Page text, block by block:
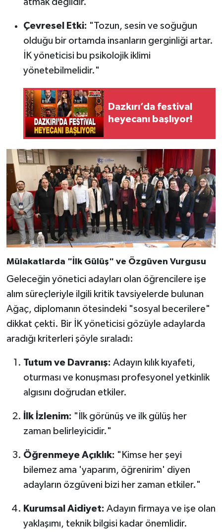
Çevresel Etki: "Tozun, sesin ve soğuğun
olduğu bir ortamda insanların gerginliği artar.
İK yöneticisi bu psikolojik iklimi
yönetebilmelidir."
Dazkırı’da festival
heyecanı başlıyor!
Mülakatlarda "İlk Gülüş" ve Özgüven Vurgusu
Geleceğin yönetici adayları olan öğrencilere işe
alım süreçleriyle ilgili kritik tavsiyelerde bulunan
Ağaç, diplomanın ötesindeki "sosyal becerilere"
dikkat çekti. Bir İK yöneticisi gözüyle adaylarda
aradığı kriterleri şöyle sıraladı:
Tutum ve Davranış: Adayın kılık kıyafeti,
oturması ve konuşması profesyonel yetkinlik
algısını doğrudan etkiler.
İlk İzlenim: "İlk görünüş ve ilk gülüş her
zaman belirleyicidir."
Öğrenmeye Açıklık: "Kimse her şeyi
bilemez ama 'yaparım, öğrenirim' diyen
adayların özgüveni bizi her zaman etkiler."
Kurumsal Aidiyet: Adayın firmaya ve işe olan
yaklaşımı, teknik bilgisi kadar önemlidir.